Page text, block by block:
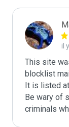
il
This site
blocklist
It is listed
Be wary of
criminals